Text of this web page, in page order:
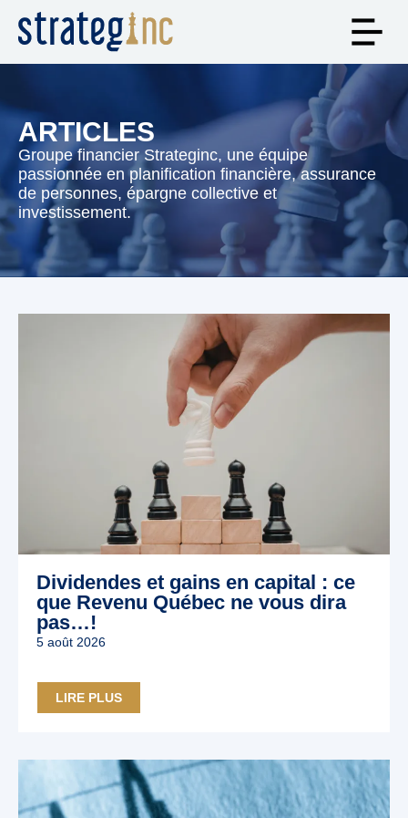
ARTICLES
Groupe financier Strateginc, une équipe
passionnée en planification financière, assurance
de personnes, épargne collective et
investissement.
Dividendes et gains en capital : ce
que Revenu Québec ne vous dira
pas…!
5 août 2026
LIRE PLUS